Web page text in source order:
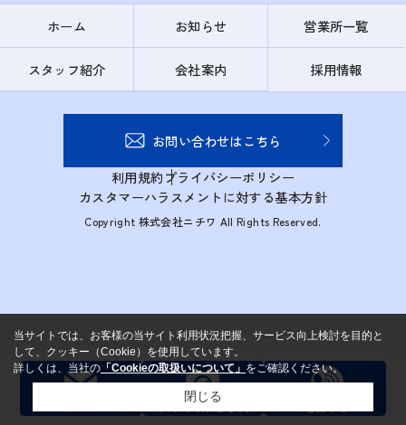
ホーム お知らせ 営業所一覧
スタッフ紹介 会社案内 採用情報
お問い合わせはこちら
利用規約プライバシーポリシー
カスタマーハラスメントに対する基本方針
Copyright 株式会社ニチワ All Rights Reserved.
当サイトでは、お客様の当サイト利用状況把握、サービス向上検討を目的と
して、クッキー（Cookie）を使用しています。
詳しくは、当社の 「Cookieの取扱いについて」 をご確認ください。
閉じる